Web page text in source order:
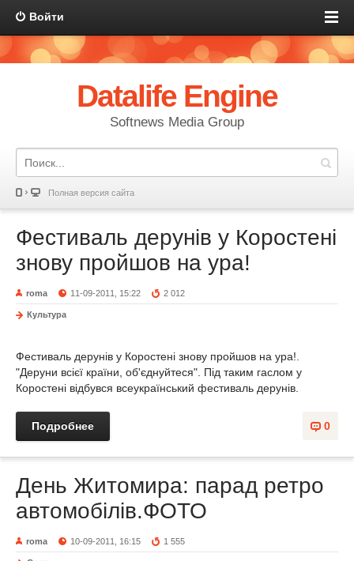
Войти
Datalife Engine
Softnews Media Group
Полная версия сайта
Фестиваль дерунів у Коростені
знову пройшов на ура!
roma 11-09-2011, 15:22 2 012
Культура
Фестиваль дерунів у Коростені знову пройшов на ура!.
"Деруни всієї країни, об'єднуйтеся". Під таким гаслом у
Коростені відбувся всеукраїнський фестиваль дерунів.
0
Подробнее
День Житомира: парад ретро
автомобілів.ФОТО
roma 10-09-2011, 16:15 1 555